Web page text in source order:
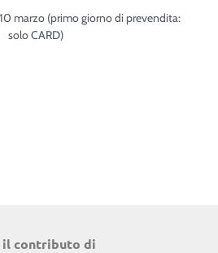
marzo (primo giorno di prevendita:
solo CARD)
il contributo di